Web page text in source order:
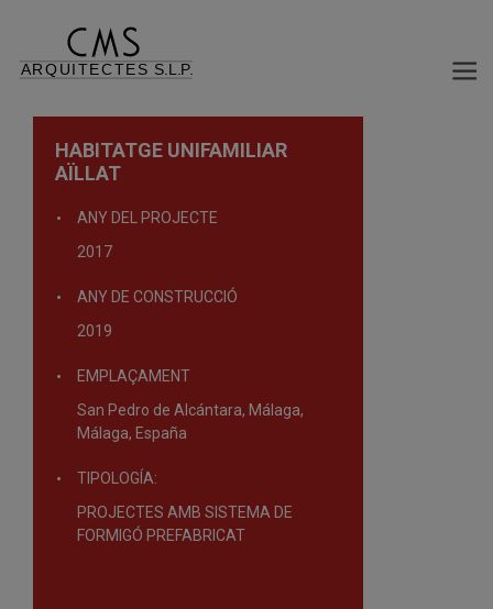
HABITATGE UNIFAMILIAR
AÏLLAT
ANY DEL PROJECTE
2017
ANY DE CONSTRUCCIÓ
2019
EMPLAÇAMENT
San Pedro de Alcántara, Málaga,
Málaga, España
TIPOLOGÍA:
PROJECTES AMB SISTEMA DE
FORMIGÓ PREFABRICAT